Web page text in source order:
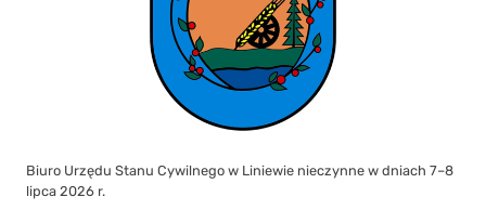
Biuro Urzędu Stanu Cywilnego w Liniewie nieczynne w dniach 7–8
lipca 2026 r.